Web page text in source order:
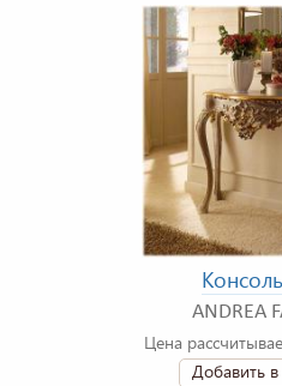
ANDREA
Цена
Добавить